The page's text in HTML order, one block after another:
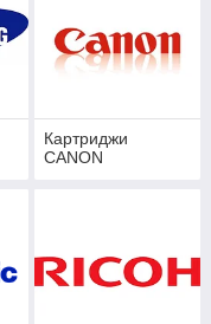
выше, чем у
Картриджи
СANON